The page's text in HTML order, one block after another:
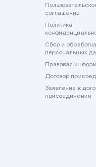
соглашение
Политика
Сбор и обработка
персональных
Правовая
Договор
Заявление к
присоединения